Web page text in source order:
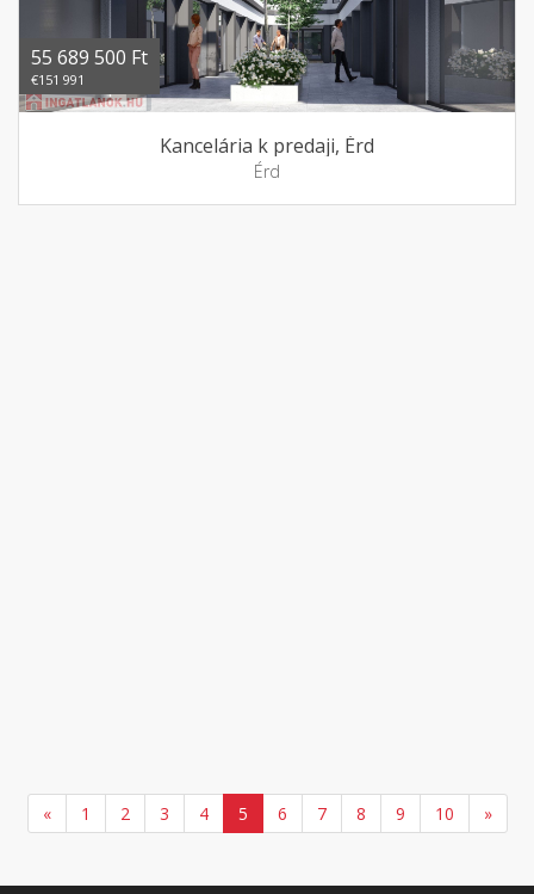
55 689 500 Ft
€151 991
Kancelária k predaji, Érd
Érd
« 1 2 3 4 5 6 7 8 9 10 »